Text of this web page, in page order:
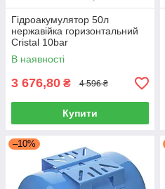
Гідроакумулятор 50л
нержавійка горизонтальний
Cristal 10bar
В наявності
3 676,80 ₴ 4 596 ₴
Купити
–10%